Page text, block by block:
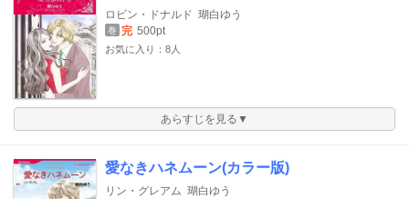
ロビン・ドナルド 瑚白ゆう
巻 完 500pt
お気に入り：8人
あらすじを見る▼
愛なきハネムーン(カラー版)
リン・グレアム 瑚白ゆう